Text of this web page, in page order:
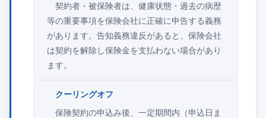
契約者・被保険者は、健康状態・過去の病歴
等の重要事項を保険会社に正確に申告する義務
があります。告知義務違反があると、保険会社
は契約を解除し保険金を支払わない場合があり
ます。
クーリングオフ
保険契約の申込み後、一定期間内（申込日ま